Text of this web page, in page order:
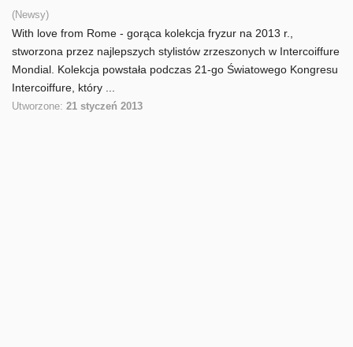
(Newsy)
With love from Rome - gorąca kolekcja fryzur na 2013 r.,
stworzona przez najlepszych stylistów zrzeszonych w Intercoiffure
Mondial. Kolekcja powstała podczas 21-go Światowego Kongresu
Intercoiffure, który ...
Utworzone: 21 styczeń 2013